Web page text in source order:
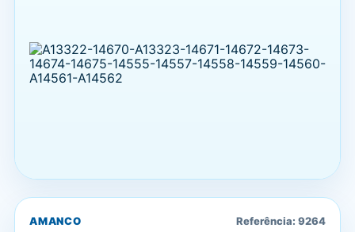
AMANCO Referência: 9264